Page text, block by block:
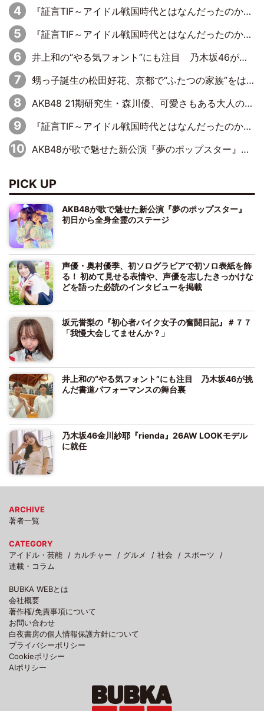
『証言TIF～アイドル戦国時代とはなんだったのか～』第6回：でんぱ組.inc・古川未鈴×相沢梨紗「『ハロプロやりたかったな』って言ったら、夢眠ねむさんに『てめえはでんぱ組．incなんだよ！』って肩パンされて(笑)」
『証言TIF～アイドル戦国時代とはなんだったのか～』第11回：私立恵比寿中学・真山りか×安本彩花「TIFで10年ぶりのキョンシーメイクをしたら、場を完全に引かせてしまって。時代が変わったんだなって」
井上和の“やる気フォント”にも注目 乃木坂46が挑んだ書道パフォーマンスの舞台裏
甥っ子誕生の松田好花、京都で“ふたつの家族”をはしご！ “母”黒谷友香に見送られ、“父”松岡昌宏とはハシゴ酒
AKB48 21期研究生・森川優、可愛さもある大人の女性に
『証言TIF～アイドル戦国時代とはなんだったのか～』第10回：さくら学院・武藤彩未×飯田らうら「正直、中3で辞めるというのを信じてなくて。そう言われてはいたけど、嘘でしょって」
AKB48が歌で魅せた新公演『夢のポップスター』 初日から全身全霊のステージ
PICK UP
AKB48が歌で魅せた新公演『夢のポップスター』
初日から全身全霊のステージ
声優・奥村優季、初ソログラビアで初ソロ表紙を飾
る！ 初めて見せる表情や、声優を志したきっかけな
どを語った必読のインタビューを掲載
坂元誉梨の『初心者バイク女子の奮闘日記』＃７７
「我慢大会してませんか？」
井上和の“やる気フォント”にも注目 乃木坂46が挑
んだ書道パフォーマンスの舞台裏
乃木坂46金川紗耶『rienda』26AW LOOKモデル
に就任
ARCHIVE
著者一覧
CATEGORY
アイドル・芸能
カルチャー グルメ 社会
スポーツ
連載・コラム
BUBKA WEBとは
会社概要
著作権/免責事項について
お問い合わせ
白夜書房の個人情報保護方針について
プライバシーポリシー
Cookieポリシー
AIポリシー